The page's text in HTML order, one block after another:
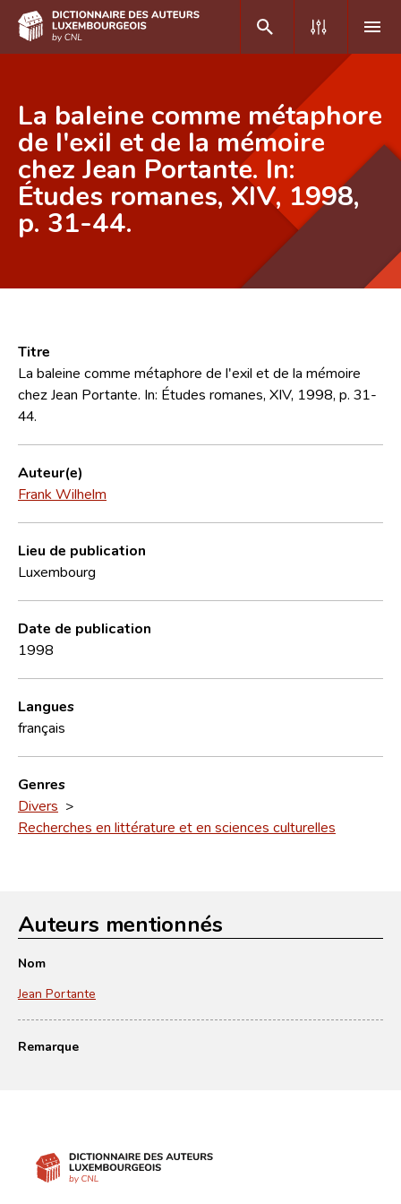
DE FR
Accueil
Auteur(e)s A-Z
Recherche avancée
Équipe scientifique
Contact
La baleine comme métaphore
de l'exil et de la mémoire
chez Jean Portante. In:
Études romanes, XIV, 1998,
p. 31-44.
Titre
La baleine comme métaphore de l'exil et de la mémoire
chez Jean Portante. In: Études romanes, XIV, 1998, p. 31-
44.
Auteur(e)
Frank Wilhelm
Lieu de publication
Luxembourg
Date de publication
1998
Langues
français
Genres
Divers >
Recherches en littérature et en sciences culturelles
Auteurs mentionnés
Nom
Jean Portante
Remarque